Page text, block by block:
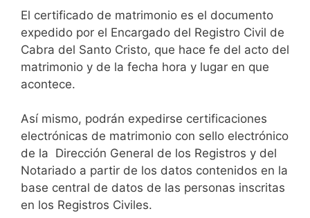
El certificado de matrimonio es el documento
expedido por el Encargado del Registro Civil de
Cabra del Santo Cristo, que hace fe del acto del
matrimonio y de la fecha hora y lugar en que
acontece.
Así mismo, podrán expedirse certificaciones
electrónicas de matrimonio con sello electrónico
de la Dirección General de los Registros y del
Notariado a partir de los datos contenidos en la
base central de datos de las personas inscritas
en los Registros Civiles.